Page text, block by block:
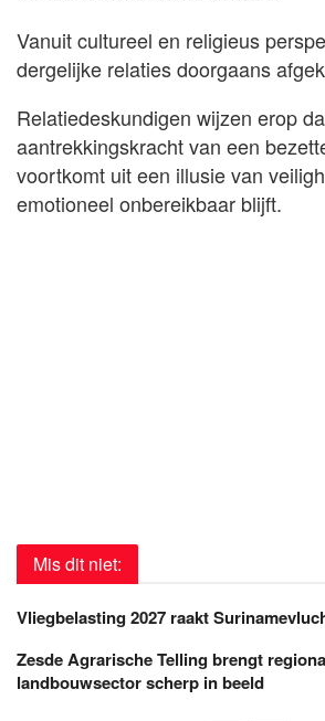
Vanuit cultureel en religieus
dergelijke relaties doorgaans
Relatiedeskundigen wijzen erop
aantrekkingskracht van een
voortkomt uit een illusie van
emotioneel onbereikbaar blijft.
Mis dit niet:
Vliegbelasting 2027 raakt
Zesde Agrarische Telling brengt
landbouwsector scherp in beeld